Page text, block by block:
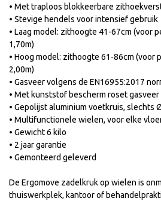
• Met traploos blokkeerbare
• Stevige hendels voor intensief gebruik
• Laag model: zithoogte 41-67cm (voor
1,70m)
• Hoog model: zithoogte 61-86cm (voor
2,00m)
• Gasveer volgens de EN16955:2017
• Met kunststof bescherm roset gasveer
• Gepolijst aluminium voetkruis, slechts
• Multifunctionele wielen, voor elke
• Gewicht 6 kilo
• 2 jaar garantie
• Gemonteerd geleverd
De Ergomove zadelkruk op wielen is
thuiswerkplek, kantoor of